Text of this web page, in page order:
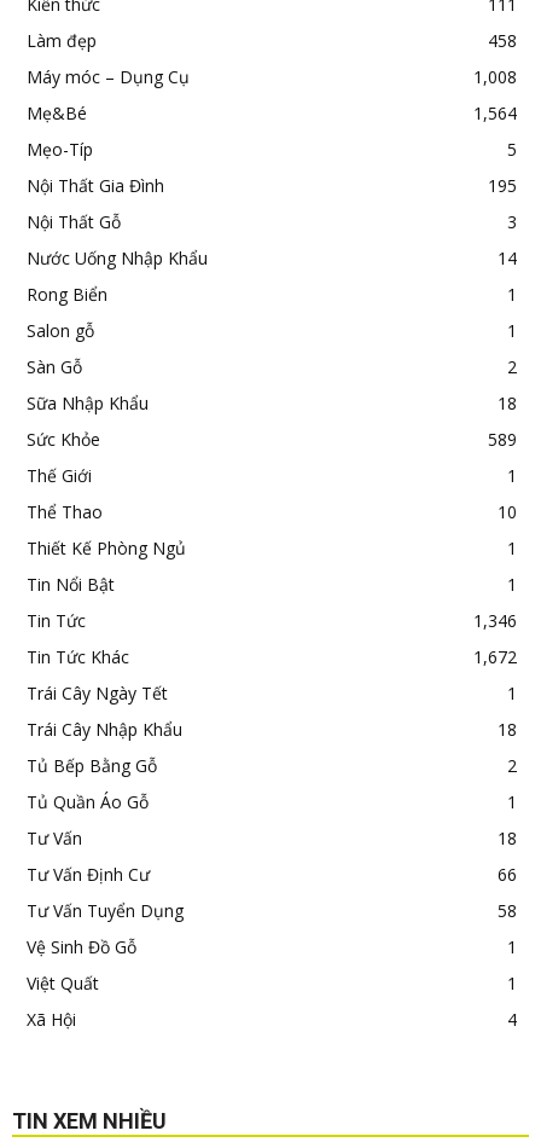
Làm đẹp
458
Máy móc – Dụng Cụ
1,008
Mẹ&Bé
1,564
Mẹo-Típ
5
Nội Thất Gia Đình
195
Nội Thất Gỗ
3
Nước Uống Nhập Khẩu
14
Rong Biển
1
Salon gỗ
1
Sàn Gỗ
2
Sữa Nhập Khẩu
18
Sức Khỏe
589
Thế Giới
1
Thể Thao
10
Thiết Kế Phòng Ngủ
1
Tin Nổi Bật
1
Tin Tức
1,346
Tin Tức Khác
1,672
Trái Cây Ngày Tết
1
Trái Cây Nhập Khẩu
18
Tủ Bếp Bằng Gỗ
2
Tủ Quần Áo Gỗ
1
Tư Vấn
18
Tư Vấn Định Cư
66
Tư Vấn Tuyển Dụng
58
Vệ Sinh Đồ Gỗ
1
Việt Quất
1
Xã Hội
4
TIN XEM NHIỀU